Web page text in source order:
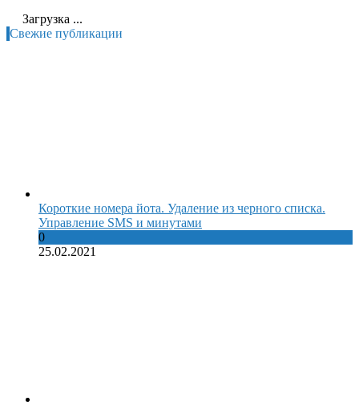
Загрузка ...
Свежие публикации
Короткие номера йота. Удаление из черного списка.
Управление SMS и минутами
0
25.02.2021